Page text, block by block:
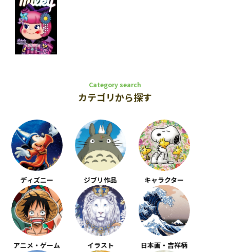
Category search
カテゴリから探す
ディズニー ジブリ作品 キャラクター
アニメ・ゲーム イラスト 日本画・吉祥柄